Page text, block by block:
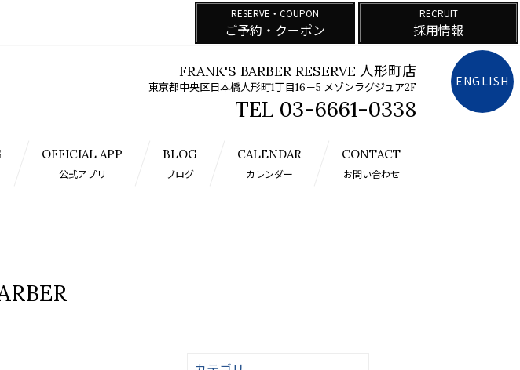
ENGLISH
RESERVE・COUPON
ご予約・クーポン
RECRUIT
採用情報
FRANK'S BARBER RESERVE 人形町店
東京都中央区日本橋人形町1丁目16－5 メゾンラグジュア2F
03-6661-0338
OFFICIAL APP
公式アプリ
BLOG
ブログ
CALENDAR
カレンダー
CONTACT
お問い合わせ